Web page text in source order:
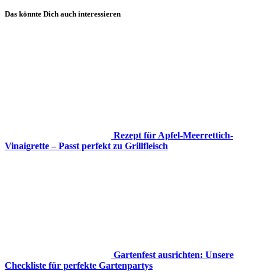
Das könnte Dich auch interessieren
Rezept für Apfel-Meerrettich-
Vinaigrette – Passt perfekt zu Grillfleisch
Gartenfest ausrichten: Unsere
Checkliste für perfekte Gartenpartys